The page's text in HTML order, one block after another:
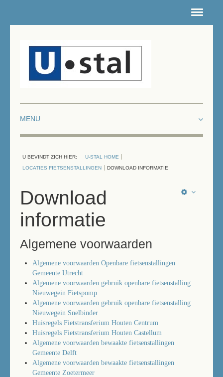
NIEUWSARCHIEF
CONTACT
INTRANET
LOCATIES FIETSENSTALLINGEN
U BEVINDT ZICH HIER:
U-STAL HOME
LOCATIES FIETSENSTALLINGEN
DOWNLOAD INFORMATIE
Download
informatie
Algemene voorwaarden
Algemene voorwaarden Openbare fietsenstallingen
Gemeente Utrecht
Algemene voorwaarden gebruik openbare fietsenstalling
Nieuwegein Fietspomp
Algemene voorwaarden gebruik openbare fietsenstalling
Nieuwegein Snelbinder
Huisregels Fietstransferium Houten Centrum
Huisregels Fietstransferium Houten Castellum
Algemene voorwaarden bewaakte fietsenstallingen
Gemeente Delft
Algemene voorwaarden bewaakte fietsenstallingen
Gemeente Zoetermeer